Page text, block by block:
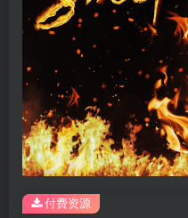
付费资源